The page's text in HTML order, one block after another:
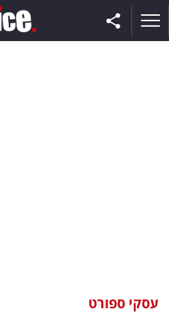
וצרכנות
עסקי ספורט